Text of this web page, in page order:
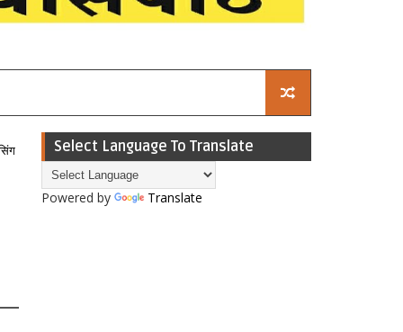
Select Language To Translate
Powered by Translate